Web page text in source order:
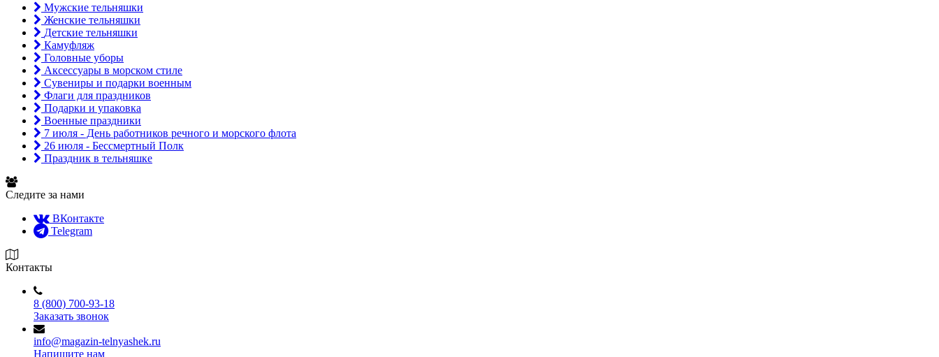
Мужские тельняшки
Женские тельняшки
Детские тельняшки
Камуфляж
Головные уборы
Аксессуары в морском стиле
Сувениры и подарки военным
Флаги для праздников
Подарки и упаковка
Военные праздники
7 июля - День работников речного и морского флота
26 июля - Бессмертный Полк
Праздник в тельняшке
Следите за нами
ВКонтакте
Telegram
Контакты
8 (800) 700-93-18
Заказать звонок
info@magazin-telnyashek.ru
Напишите нам